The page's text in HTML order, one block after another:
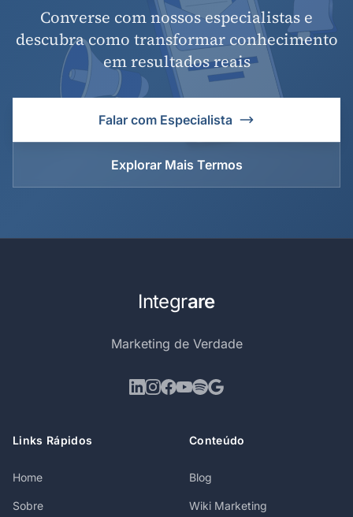
Converse com nossos especialistas e
descubra como transformar conhecimento
em resultados reais
Falar com Especialista
Explorar Mais Termos
Integrare
Marketing de Verdade
Links Rápidos
Home
Sobre
Conteúdo
Blog
Wiki Marketing